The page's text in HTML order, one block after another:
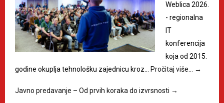
Weblica 2026.
- regionalna
IT
konferencija
koja od 2015.
godine okuplja tehnološku zajednicu kroz…
Pročitaj više… →
Javno predavanje – Od prvih koraka do izvrsnosti →